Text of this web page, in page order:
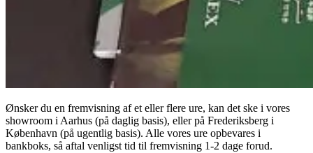
Ønsker du en fremvisning af et eller flere ure, kan det ske i vores
showroom i Aarhus (på daglig basis), eller på Frederiksberg i
København (på ugentlig basis). Alle vores ure opbevares i
bankboks, så aftal venligst tid til fremvisning 1-2 dage forud.